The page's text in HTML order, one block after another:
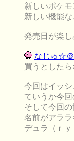
新しいポケ
新しい機能
発売日が楽し
なじゅ☆＠
買うとしたら
今回はイッ
ていうか今
そして今回
名前がアラ
デュラ（ｒｙ